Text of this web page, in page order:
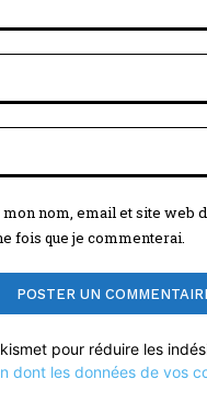
nom, email et site web
fois que je commenterai.
pour réduire les
dont les données de vos